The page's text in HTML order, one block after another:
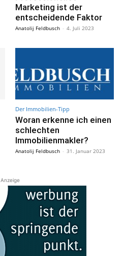
Marketing ist der
entscheidende Faktor
Anatolij Feldbusch - 4. Juli 2023
Der Immobilien-Tipp
Woran erkenne ich einen
schlechten
Immobilienmakler?
Anatolij Feldbusch - 31. Januar 2023
Anzeige